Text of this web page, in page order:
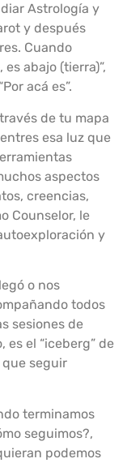
Astrología y
y después
Cuando
abajo (tierra)”,
acá es”.
de tu mapa
esa luz que
aspectos
creencias,
Counselor, le
y
o nos
todos
sesiones de
es el “iceberg” de
seguir
terminamos
seguimos?,
podemos